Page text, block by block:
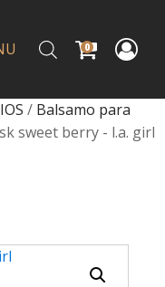
0
/ Balsamo para
sweet berry - l.a. girl
brush 214 - amor